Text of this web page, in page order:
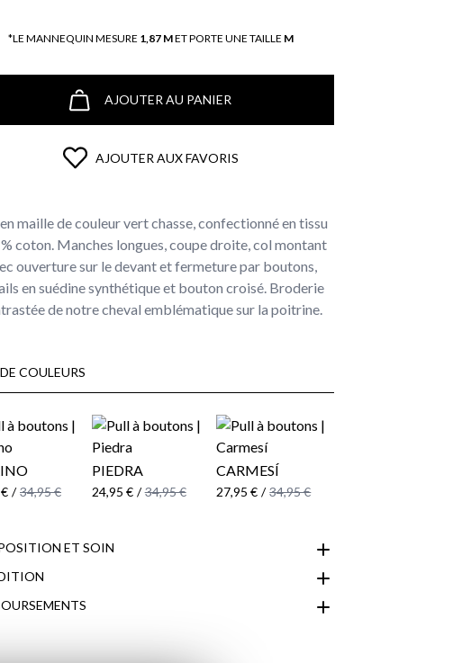
*LE MANNEQUIN MESURE 1,87 MET PORTE UNE TAILLE M
AJOUTER AU PANIER
AJOUTER AUX FAVORIS
maille de couleur vert chasse, confectionné en tissu
coton. Manches longues, coupe droite, col montant
ouverture sur le devant et fermeture par boutons,
en suédine synthétique et bouton croisé. Broderie
de notre cheval emblématique sur la poitrine.
COULEURS
/ 34,95 €
PIEDRA
24,95 € / 34,95 €
CARMESÍ
27,95 € / 34,95 €
ET SOIN